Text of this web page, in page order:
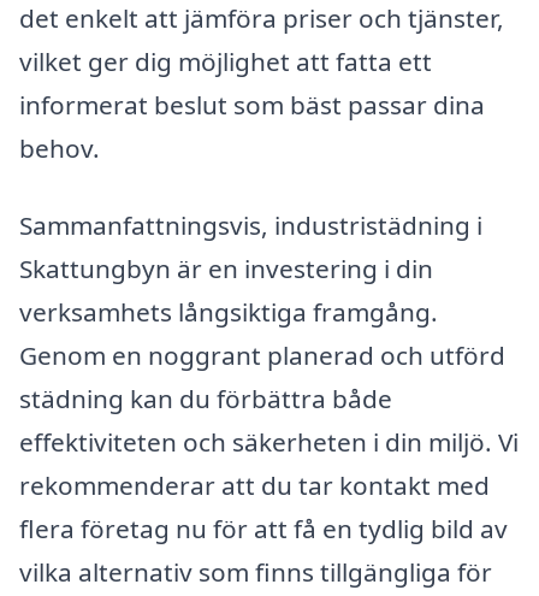
det enkelt att jämföra priser och tjänster,
vilket ger dig möjlighet att fatta ett
informerat beslut som bäst passar dina
behov.
Sammanfattningsvis, industristädning i
Skattungbyn är en investering i din
verksamhets långsiktiga framgång.
Genom en noggrant planerad och utförd
städning kan du förbättra både
effektiviteten och säkerheten i din miljö. Vi
rekommenderar att du tar kontakt med
flera företag nu för att få en tydlig bild av
vilka alternativ som finns tillgängliga för